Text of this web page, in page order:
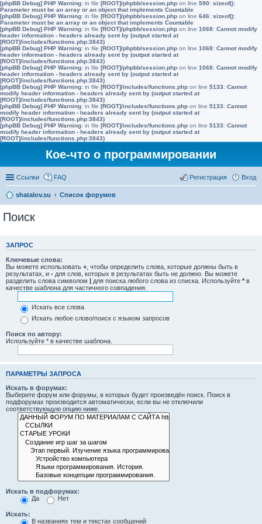
[phpBB Debug] PHP Warning: in file [ROOT]/phpbb/session.php on line 590: sizeof():
Parameter must be an array or an object that implements Countable
[phpBB Debug] PHP Warning: in file [ROOT]/phpbb/session.php on line 646: sizeof():
Parameter must be an array or an object that implements Countable
[phpBB Debug] PHP Warning: in file [ROOT]/phpbb/session.php on line 1068: Cannot modify
header information - headers already sent by (output started at
[ROOT]/includes/functions.php:3843)
[phpBB Debug] PHP Warning: in file [ROOT]/phpbb/session.php on line 1068: Cannot modify
header information - headers already sent by (output started at
[ROOT]/includes/functions.php:3843)
[phpBB Debug] PHP Warning: in file [ROOT]/phpbb/session.php on line 1068: Cannot modify
header information - headers already sent by (output started at
[ROOT]/includes/functions.php:3843)
[phpBB Debug] PHP Warning: in file [ROOT]/includes/functions.php on line 5133: Cannot
modify header information - headers already sent by (output started at
[ROOT]/includes/functions.php:3843)
[phpBB Debug] PHP Warning: in file [ROOT]/includes/functions.php on line 5133: Cannot
modify header information - headers already sent by (output started at
[ROOT]/includes/functions.php:3843)
[phpBB Debug] PHP Warning: in file [ROOT]/includes/functions.php on line 5133: Cannot
modify header information - headers already sent by (output started at
[ROOT]/includes/functions.php:3843)
Кое-что о программировании
Ссылки FAQ Вход
Регистрация
shatalov.su Список форумов
Поиск
ЗАПРОС
Ключевые слова:
Вы можете использовать + , чтобы определить слова, которые должны быть в
результатах, и - для слов, которых в результатах быть не должно. Вы можете
разделить слова символом | для поиска любого слова из списка. Используйте * в
качестве шаблона для частичного совпадения.
Искать все слова
Искать любое слово/поиск с языком запросов
Поиск по автору:
Используйте * в качестве шаблона.
ПАРАМЕТРЫ ЗАПРОСА
Искать в форумах:
Выберите форум или форумы, в которых будет произведён поиск. Поиск в
подфорумах производится автоматически, если вы не отключили
соответствующую опцию ниже.
Искать в подфорумах:
Да
Нет
Искать:
В названиях тем и текстах сообщений